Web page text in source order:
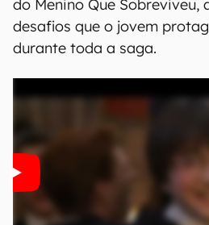
do Menino Que Sobreviveu,
desafios que o jovem
durante toda a saga.